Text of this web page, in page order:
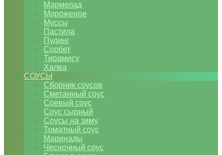
Мармелад
Мороженое
Муссы
Пастила
Пудинг
Сорбет
Тирамису
Халва
СОУСЫ
Сборник соусов
Сметанный соус
Соевый соус
Соус сырный
Соусы на зиму
Томатный соус
Маринады
Чесночный соус